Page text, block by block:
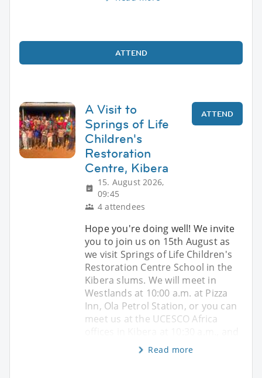
ATTEND
A Visit to
Springs of Life
Children's
Restoration
Centre, Kibera
15. August 2026,
09:45
4 attendees
ATTEND
Hope you're doing well! We invite
you to join us on 15th August as
we visit Springs of Life Children's
Restoration Centre School in the
Kibera slums. We will meet in
Westlands at 10:00 a.m. at Pizza
Inn, Ola Petrol Station, or you can
meet us at the UCESCO Africa
Read more